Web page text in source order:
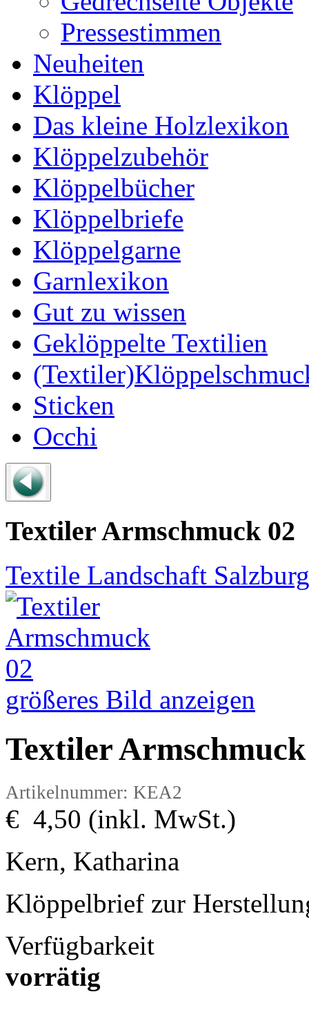
Pressestimmen
Neuheiten
Klöppel
Das kleine Holzlexikon
Klöppelzubehör
Klöppelbücher
Klöppelbriefe
Klöppelgarne
Garnlexikon
Gut zu wissen
Geklöppelte Textilien
Sticken
Occhi
Textiler Armschmuck 02
Textile Landschaft Salzburg
größeres Bild anzeigen
Textiler
Artikelnummer: KEA2
€ 4,50 (inkl. MwSt.)
Kern, Katharina
Klöppelbrief zur
Verfügbarkeit
vorrätig